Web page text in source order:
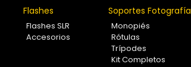
Flashes
Flashes SLR
Accesorios
Soportes Fotografía
Monopiés
Rótulas
Trípodes
Kit Completos